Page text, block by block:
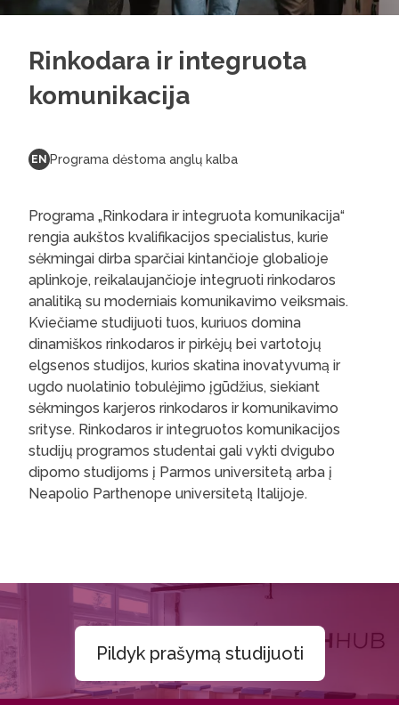
Rinkodara ir integruota
komunikacija
EN Programa dėstoma anglų kalba
Programa „Rinkodara ir integruota komunikacija“
rengia aukštos kvalifikacijos specialistus, kurie
sėkmingai dirba sparčiai kintančioje globalioje
aplinkoje, reikalaujančioje integruoti rinkodaros
analitiką su moderniais komunikavimo veiksmais.
Kviečiame studijuoti tuos, kuriuos domina
dinamiškos rinkodaros ir pirkėjų bei vartotojų
elgsenos studijos, kurios skatina inovatyvumą ir
ugdo nuolatinio tobulėjimo įgūdžius, siekiant
sėkmingos karjeros rinkodaros ir komunikavimo
srityse. Rinkodaros ir integruotos komunikacijos
studijų programos studentai gali vykti dvigubo
dipomo studijoms į Parmos universitetą arba į
Neapolio Parthenope universitetą Italijoje.
Pildyk prašymą studijuoti